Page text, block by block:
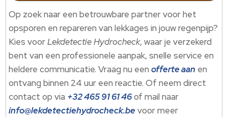
Op zoek naar een betrouwbare partner voor het
opsporen en repareren van lekkages in jouw regenpijp?
Kies voorLekdetectie Hydrocheck, waar je verzekerd
bent van een professionele aanpak, snelle service en
heldere communicatie. Vraag nu eenofferte aan en
ontvang binnen 24 uur een reactie. Of neem direct
contact op via +32 465 91 61 46of mail naar
info@lekdetectiehydrocheck.be voor meer